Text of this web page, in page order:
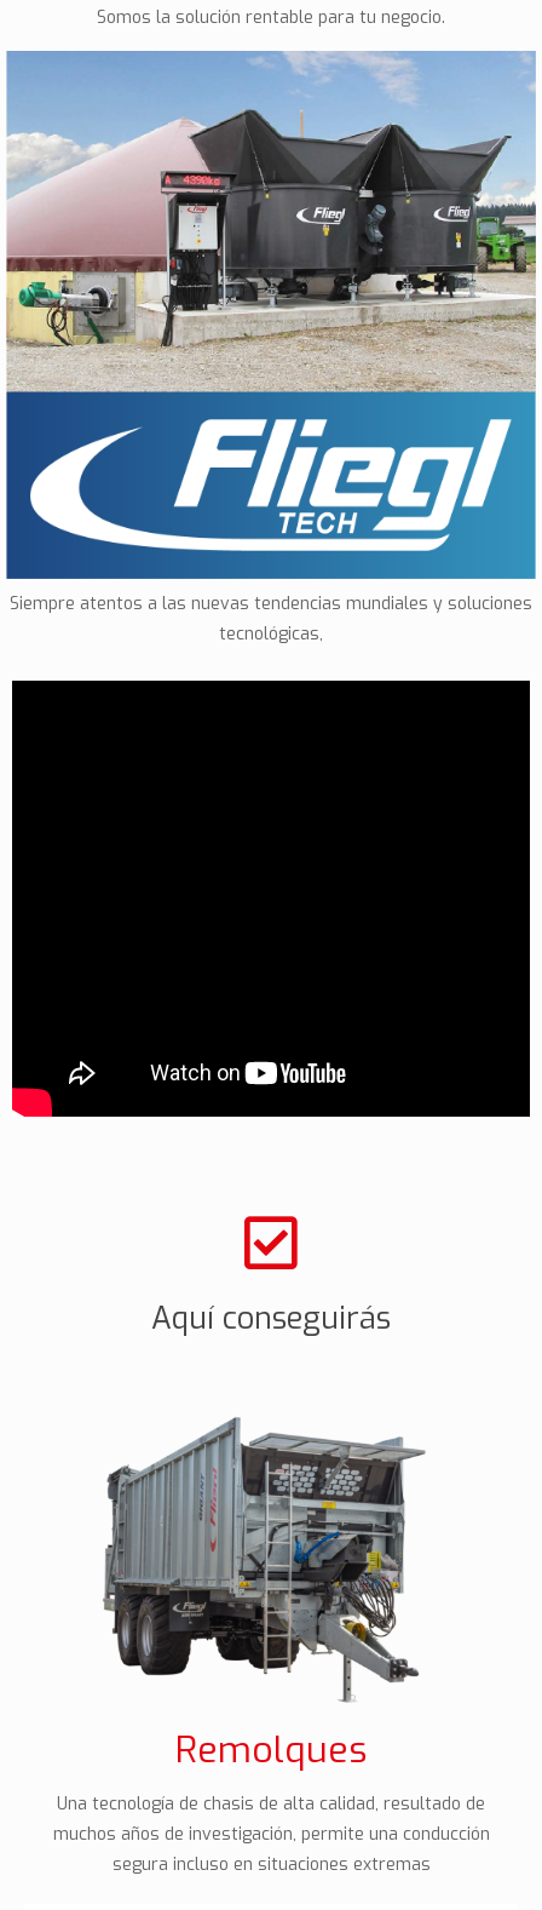
Somos la solución rentable para tu negocio.
Tech
Siempre atentos a las nuevas tendencias mundiales y soluciones
tecnológicas,
Aquí conseguirás
Remolques
Una tecnología de chasis de alta calidad, resultado de
muchos años de investigación, permite una conducción
segura incluso en situaciones extremas